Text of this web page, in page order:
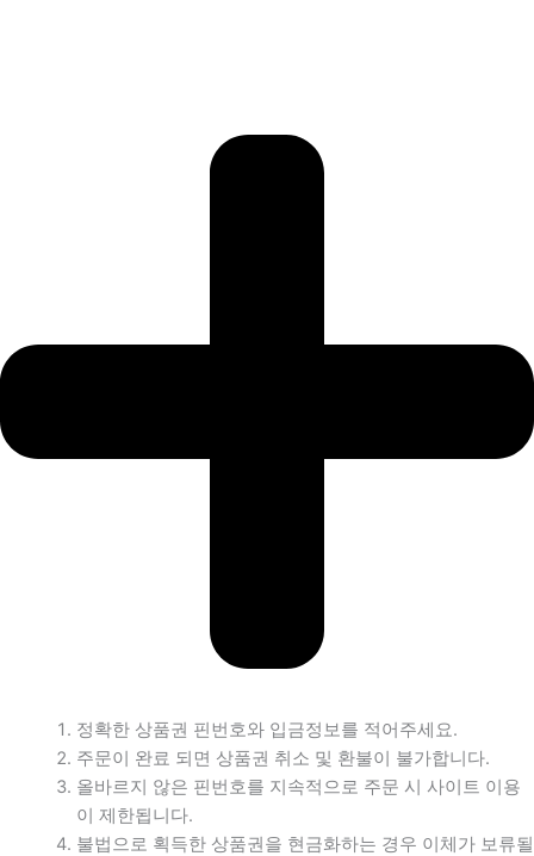
정확한 상품권 핀번호와 입금정보를 적어주세요.
주문이 완료 되면 상품권 취소 및 환불이 불가합니다.
올바르지 않은 핀번호를 지속적으로 주문 시 사이트 이용
이 제한됩니다.
불법으로 획득한 상품권을 현금화하는 경우 이체가 보류될